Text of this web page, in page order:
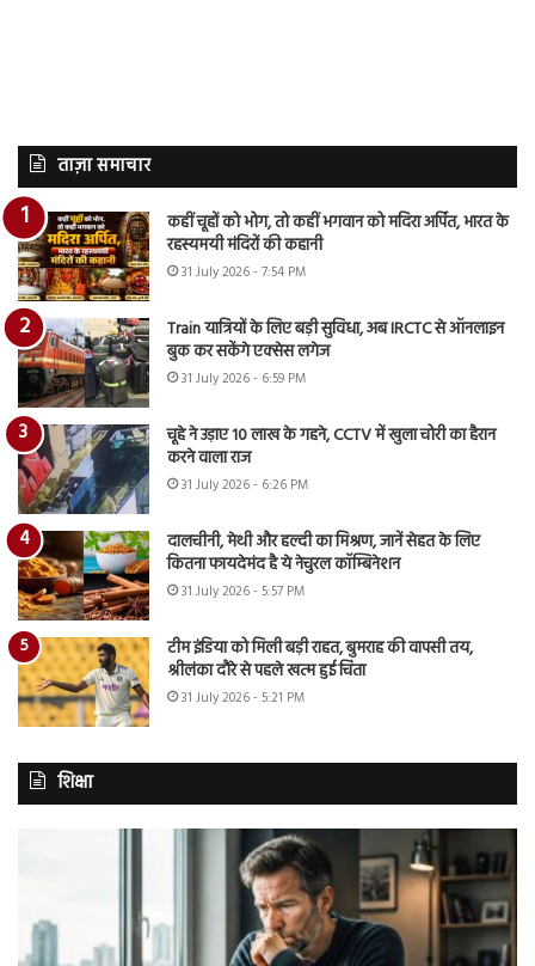
ताज़ा समाचार
कहीं चूहों को भोग, तो कहीं भगवान को मदिरा अर्पित, भारत के
रहस्यमयी मंदिरों की कहानी
31 July 2026 - 7:54 PM
Train यात्रियों के लिए बड़ी सुविधा, अब IRCTC से ऑनलाइन
बुक कर सकेंगे एक्सेस लगेज
31 July 2026 - 6:59 PM
चूहे ने उड़ाए 10 लाख के गहने, CCTV में खुला चोरी का हैरान
करने वाला राज
31 July 2026 - 6:26 PM
दालचीनी, मेथी और हल्दी का मिश्रण, जानें सेहत के लिए
कितना फायदेमंद है ये नेचुरल कॉम्बिनेशन
31 July 2026 - 5:57 PM
टीम इंडिया को मिली बड़ी राहत, बुमराह की वापसी तय,
श्रीलंका दौरे से पहले खत्म हुई चिंता
31 July 2026 - 5:21 PM
शिक्षा